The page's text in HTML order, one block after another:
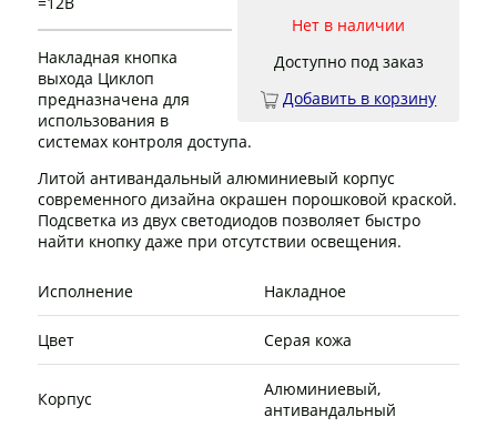
Нет в наличии
Доступно под заказ
Добавить в корзину
Накладная кнопка
выхода Циклоп
предназначена для
использования в
системах контроля доступа.
Литой антивандальный алюминиевый корпус
современного дизайна окрашен порошковой краской.
Подсветка из двух светодиодов позволяет быстро
найти кнопку даже при отсутствии освещения.
Исполнение Накладное
Цвет Серая кожа
Корпус
Алюминиевый,
антивандальный